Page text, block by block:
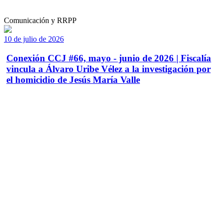
Comunicación y RRPP
10 de julio de 2026
Conexión CCJ #66, mayo - junio de 2026 | Fiscalía
vincula a Álvaro Uribe Vélez a la investigación por
el homicidio de Jesús María Valle